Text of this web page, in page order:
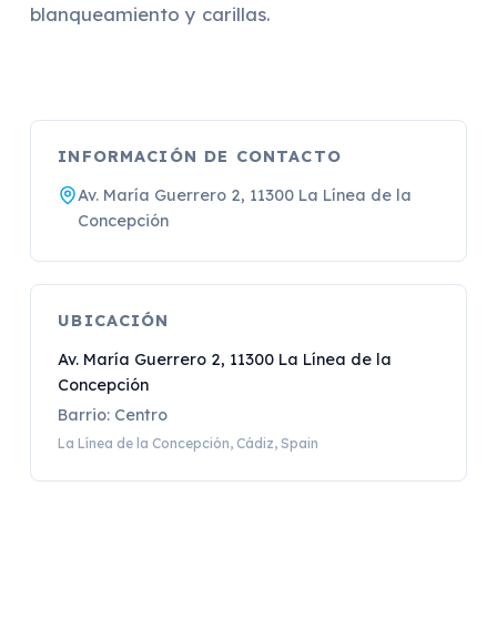
blanqueamiento y carillas.
INFORMACIÓN DE CONTACTO
Av. María Guerrero 2, 11300 La Línea de la
Concepción
UBICACIÓN
Av. María Guerrero 2, 11300 La Línea de la
Concepción
Barrio: Centro
La Línea de la Concepción, Cádiz, Spain